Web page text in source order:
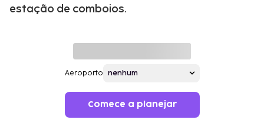
estação de comboios.
Aeroporto
Comece a planejar